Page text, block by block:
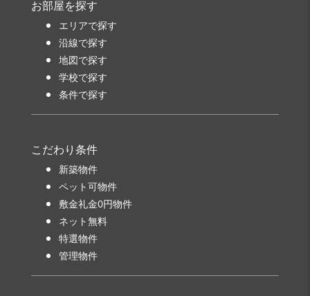
お部屋を探す
エリアで探す
沿線で探す
地図で探す
学校で探す
条件で探す
こだわり条件
新築物件
ペット可物件
敷金礼金0円物件
ネット無料
特選物件
管理物件